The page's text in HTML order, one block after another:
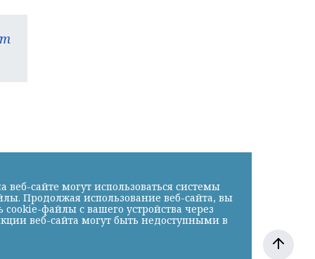
сайте могут использоваться системы
Продолжая использование веб-сайта, вы
файлы с вашего устройства через
веб-сайта могут быть недоступными в